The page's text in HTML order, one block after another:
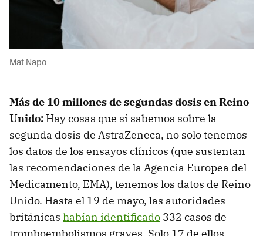
Mat Napo
Más de 10 millones de segundas dosis en Reino
Unido: Hay cosas que sí sabemos sobre la
segunda dosis de AstraZeneca, no solo tenemos
los datos de los ensayos clínicos (que sustentan
las recomendaciones de la Agencia Europea del
Medicamento, EMA), tenemos los datos de Reino
Unido. Hasta el 19 de mayo, las autoridades
británicas habían identificado 332 casos de